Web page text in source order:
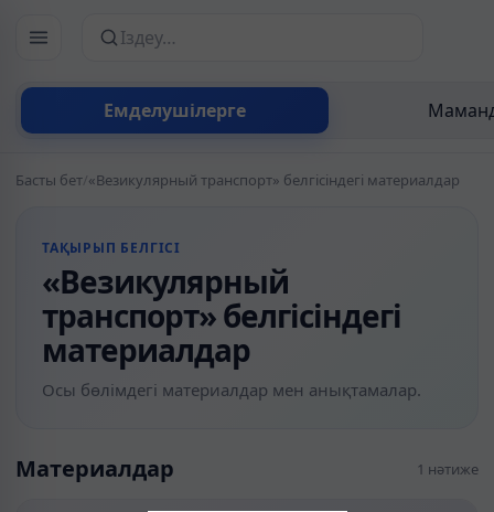
Емделушілерге
Сайттан іздеу
Басты бет/«Везикулярный транспорт» белгісіндегі материалдар
ТАҚЫРЫП БЕЛГІСІ
«Везикулярный
транспорт» белгісіндегі
материалдар
Осы бөлімдегі материалдар мен анықтамалар.
Материалдар 1 нәтиже